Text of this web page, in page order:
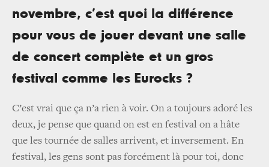
novembre, c’est quoi la différence
pour vous de jouer devant une salle
de concert complète et un gros
festival comme les Eurocks ?
C’est vrai que ça n’a rien à voir. On a toujours adoré les
deux, je pense que quand on est en festival on a hâte
que les tournée de salles arrivent, et inversement. En
festival, les gens sont pas forcément là pour toi, donc